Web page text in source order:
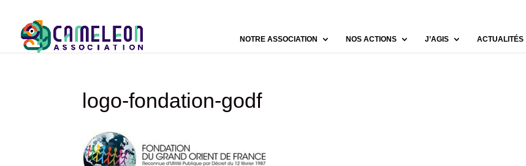
NOTRE ASSOCIATION NOS ACTIONS J’AGIS ACTUALITÉS
logo-fondation-godf